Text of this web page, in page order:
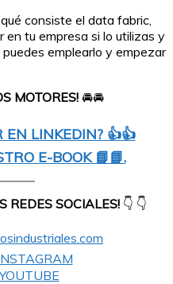
consiste el data fabric,
tu empresa si lo utilizas y
emplearlo y empezar
MOTORES! 🚘🚘
EN LINKEDIN? 👍👍
E-BOOK 📘📘.
REDES SOCIALES! 👇 👇